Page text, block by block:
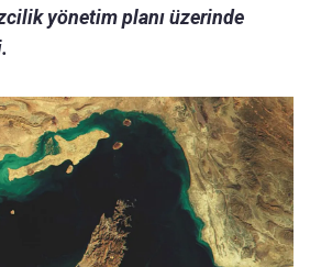
yönetim planı üzerinde